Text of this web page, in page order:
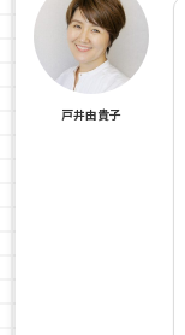
戸井由貴子